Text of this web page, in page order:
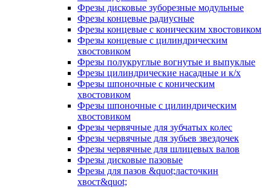
Фрезы дисковые зуборезные модульные
Фрезы концевые радиусные
Фрезы концевые с коническим хвостовиком
Фрезы концевые с цилиндрическим
хвостовиком
Фрезы полукруглые вогнутые и выпуклые
Фрезы цилиндрические насадные и к/х
Фрезы шпоночные с коническим
хвостовиком
Фрезы шпоночные с цилиндрическим
хвостовиком
Фрезы червячные для зубчатых колес
Фрезы червячные для зубьев звездочек
Фрезы червячные для шлицевых валов
Фрезы дисковые пазовые
Фрезы для пазов &quot;ласточкин
хвост&quot;